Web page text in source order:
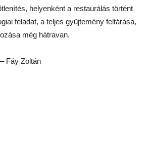
helyenként a restaurálás történt
feladat, a teljes gyűjtemény feltárása,
még hátravan.
– Fáy Zoltán